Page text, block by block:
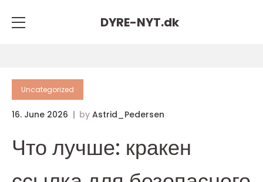
DYRE-NYT.dk
Uncategorized
16. June 2026 by Astrid_Pedersen
Что лучше: кракен